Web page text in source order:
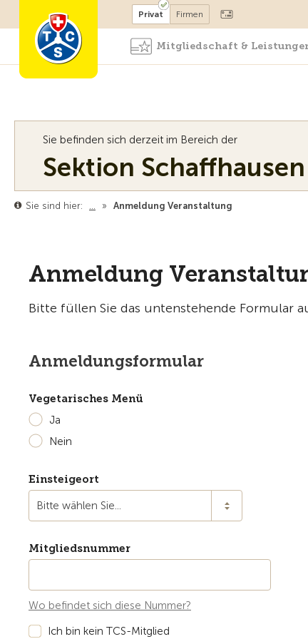
Mitglied werden
Privat Firmen
Mitgliedschaft &
Sie befinden sich derzeit im Bereich der
Sektion Schaffhausen
Sie sind hier: … » Anmeldung Veranstaltung
Anmeldung
Bitte füllen Sie das untenstehende Formular
Anmeldungsformular
Vegetarisches Menü
Ja
Nein
Einsteigeort
Bitte wählen Sie...
Mitgliedsnummer
Wo befindet sich diese Nummer?
Ich bin kein TCS-Mitglied